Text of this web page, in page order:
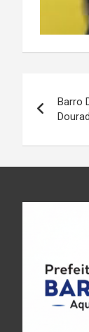
de
Post
Barro